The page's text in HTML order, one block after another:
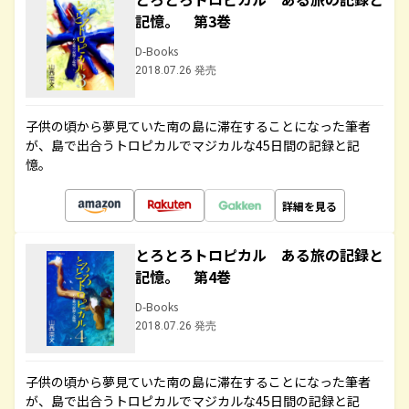
記憶。 第3巻
D-Books
2018.07.26 発売
子供の頃から夢見ていた南の島に滞在することになった筆者
が、島で出合うトロピカルでマジカルな45日間の記録と記
憶。
詳細を見る
とろとろトロピカル ある旅の記録と
記憶。 第4巻
D-Books
2018.07.26 発売
子供の頃から夢見ていた南の島に滞在することになった筆者
が、島で出合うトロピカルでマジカルな45日間の記録と記